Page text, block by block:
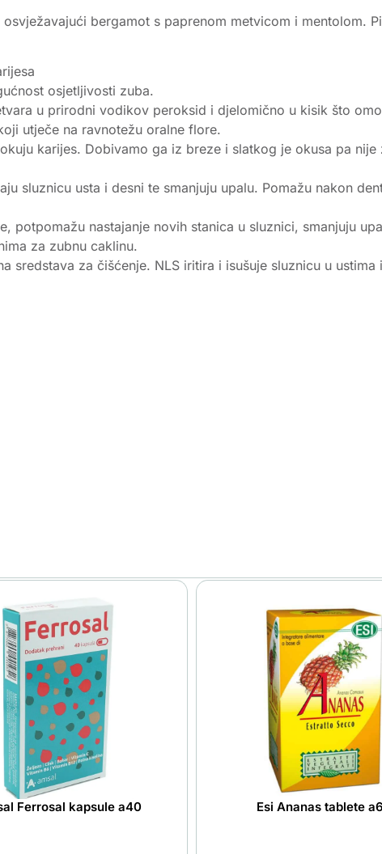
bergamot s paprenom metvicom i mentolom.
osjetljivosti zuba.
u prirodni vodikov peroksid i djelomično u kisik što
utječe na ravnotežu oralne flore.
karijes. Dobivamo ga iz breze i slatkog je okusa pa
sluznicu usta i desni te smanjuju upalu. Pomažu nakon
potpomažu nastajanje novih stanica u sluznici, smanjuju
za zubnu caklinu.
sredstava za čišćenje. NLS iritira i isušuje sluznicu u
Ferrosal kapsule a40 Esi Ananas tablete